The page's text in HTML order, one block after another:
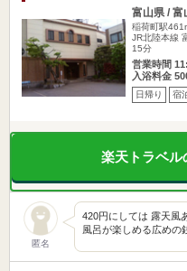
富山県 / 富
稲荷町駅
JR北陸本線
15分
営業時間
入浴料金
日帰り 宿
楽天トラベル
匿名
420円にしては 露天風
風呂が楽しめる広めの